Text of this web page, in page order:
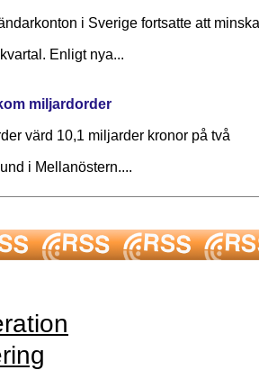
i Sverige fortsatte att minska
Enligt nya...
miljardorder
värd 10,1 miljarder kronor på två
i Mellanöstern....